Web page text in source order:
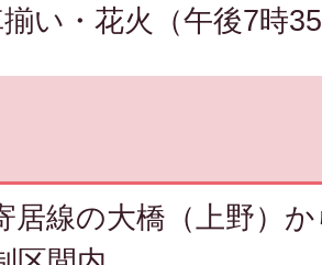
い・花火（午後7時
居線の大橋（上野）